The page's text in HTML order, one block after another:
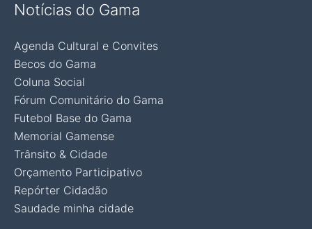
Notícias do Gama
Agenda Cultural e Convites
Becos do Gama
Coluna Social
Fórum Comunitário do Gama
Futebol Base do Gama
Memorial Gamense
Trânsito & Cidade
Orçamento Participativo
Repórter Cidadão
Saudade minha cidade